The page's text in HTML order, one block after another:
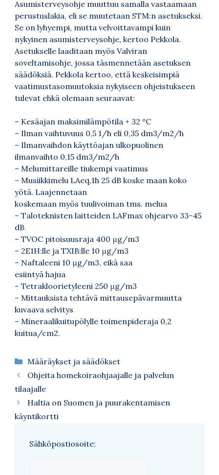
Asumisterveysohje muuttuu samalla vastaamaan
perustuslakia, eli se muutetaan STM:n asetukseksi.
Se on lyhyempi, mutta velvoittavampi kuin
nykyinen asumisterveysohje, kertoo Pekkola.
Asetukselle laaditaan myös Valviran
soveltamisohje, jossa täsmennetään asetuksen
säädöksiä. Pekkola kertoo, että keskeisimpiä
vaatimustasomuutoksia nykyiseen ohjeistukseen
tulevat ehkä olemaan seuraavat:
– Kesäajan maksimilämpötila + 32 °C
– Ilman vaihtuvuus 0,5 1/h eli 0,35 dm3/m2/h
– Ilmanvaihdon käyttöajan ulkopuolinen
ilmanvaihto 0,15 dm3/m2/h
– Melumittareille tiukempi vaatimus
– Musiikkimelu LAeq,1h 25 dB koske maan koko
yötä. Laajennetaan
koskemaan myös tuulivoiman tms. melua
– Taloteknisten laitteiden LAFmax ohjearvo 33-45
dB
– TVOC pitoisuusraja 400 μg/m3
– 2E1H:lle ja TXIB:lle 10 μg/m3
– Naftaleeni 10 μg/m3, eikä saa
esiintyä hajua
– Tetrakloorietyleeni 250 μg/m3
– Mittauksista tehtävä mittausepävarmuutta
kuvaava selvitys
– Mineraalikuitupölylle toimenpideraja 0,2
kuitua/cm2.
Kategoriat
Määräykset ja säädökset
Ohjeita homekoiraohjaajalle ja palvelun
tilaajalle
Haltia on Suomen ja puurakentamisen
käyntikortti
Sähköpostiosoite: